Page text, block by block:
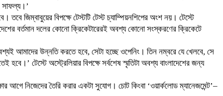
সাফল্য।’
তবে জিম্বাবুয়ের বিপক্ষে টেস্টটি টেস্ট চ্যাম্পিয়নশিপের অংশ নয়। টেস্টে
বর্তমান দলের কোনো ক্রিকেটারেরই অবশ্য কোনো সংস্করণের ক্রিকেটে
আমাদের উন্নতি করতে হবে, সেটা হচ্ছে ওপেনিং। তিন নম্বরে যে খেলবে, সে
টেস্টে অস্ট্রেলিয়ার বিপক্ষে সর্বশেষ স্মৃতিটা অবশ্য বাংলাদেশের জন্য
আগে নিজেদের তৈরি করার একটা সুযোগ। চোট কিংবা ‘ওয়ার্কলোড ম্যানেজমেন্ট’–